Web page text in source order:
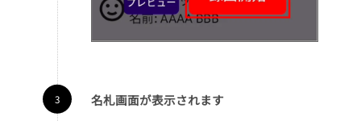
名札画面が表示されます